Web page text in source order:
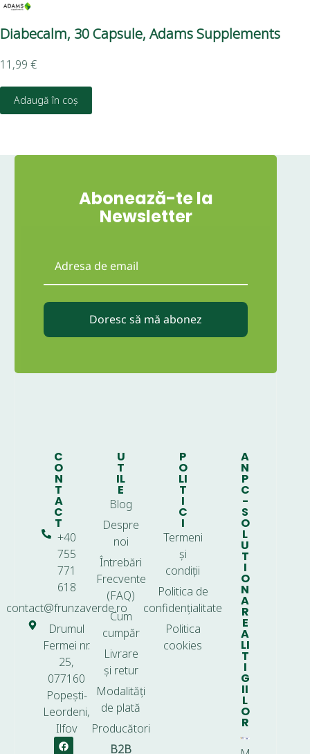
Diabecalm, 30 Capsule, Adams Supplements
11,99 €
Adaugă în coș
Abonează-te la
Newsletter
Doresc să mă abonez
C
O
N
T
A
C
T
+40
755
771
618
contact@frunzaverde.ro
Drumul
Fermei nr.
25,
077160
Popești-
Leordeni,
Ilfov
U
T
IL
E
Blog
Despre
noi
Întrebări
Frecvente
(FAQ)
Cum
cumpăr
Livrare
și retur
Modalități
de plată
Producători
B2B
P
O
LI
T
I
C
I
Termeni
și
condiții
Politica de
confidențialitate
Politica
cookies
A
N
P
C
-
S
O
L
U
T
I
O
N
A
R
E
A
LI
T
I
G
II
L
O
R